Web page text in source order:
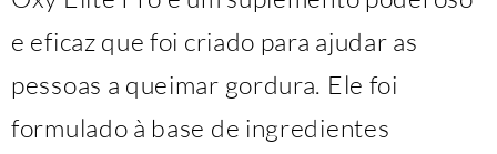
e eficaz que foi criado para ajudar as
pessoas a queimar gordura. Ele foi
formulado à base de ingredientes